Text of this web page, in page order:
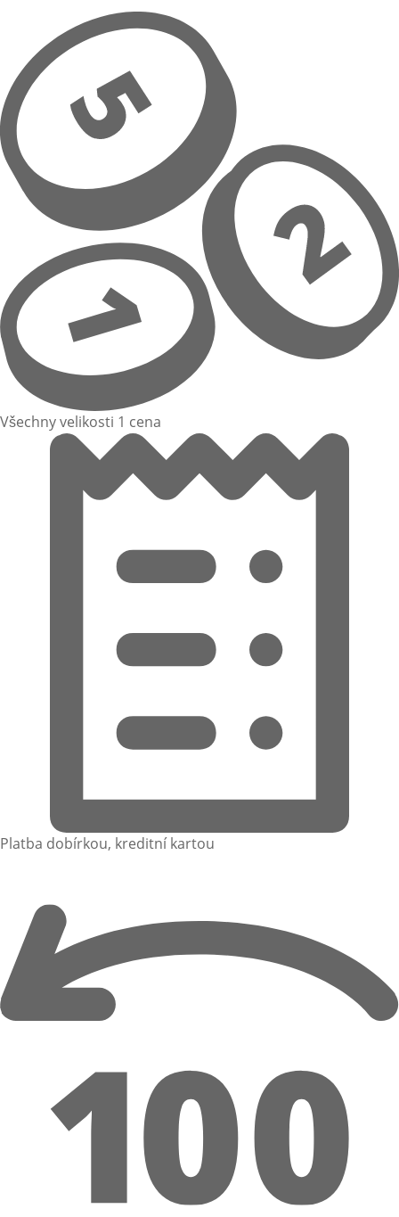
Všechny velikosti 1 cena
Platba dobírkou, kreditní kartou